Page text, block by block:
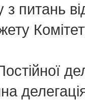
з питань